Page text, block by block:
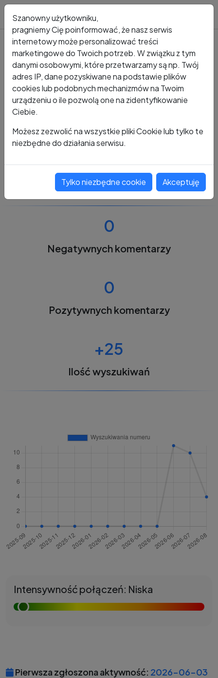
Kto dzwonił? Numer +48 614 246 614
+48 614 246 614
0
Negatywnych komentarzy
0
Pozytywnych komentarzy
+25
Ilość wyszukiwań
Intensywność połączeń: Niska
Pierwsza zgłoszona aktywność: 2026-06-03
Szanowny użytkowniku,
pragniemy Cię poinformować, że nasz serwis
internetowy może personalizować treści
marketingowe do Twoich potrzeb. W związku z tym
danymi osobowymi, które przetwarzamy są np. Twój
adres IP, dane pozyskiwane na podstawie plików
cookies lub podobnych mechanizmów na Twoim
urządzeniu o ile pozwolą one na zidentyfikowanie
Ciebie.
Możesz zezwolić na wszystkie pliki Cookie lub tylko te
niezbędne do działania serwisu.
Tylko niezbędne cookie Akceptuję